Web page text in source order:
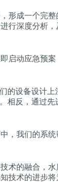
形成一个完整
行深度分析
启动应急预案
的设备设计上
相反，通过先
，我们的系
术的融合，
技术的进步